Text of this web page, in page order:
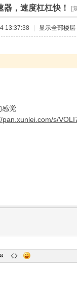
器，速度杠杠快！ [
13:37:38 显示全部楼层
感觉
pan.xunlei.com/s/